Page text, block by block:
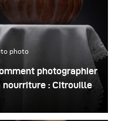
photo
photographier
nourriture : Citrouille